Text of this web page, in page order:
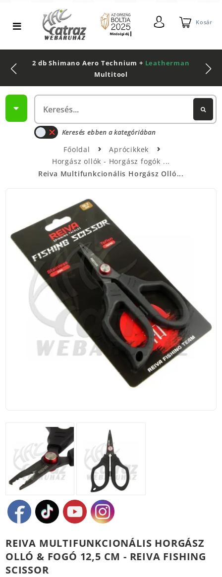
Kosár
2 db Shimano Aero Technium + Leatherman
Multitool
Keresés ebben a kategóriában
Főoldal
Aprócikkek
Horgász ollók - Horgász fogók
Reiva Multifunkcionális Horgász Olló...
REIVA MULTIFUNKCIONÁLIS HORGÁSZ
OLLÓ & FOGÓ 12,5 CM - REIVA FISHING
SCISSOR